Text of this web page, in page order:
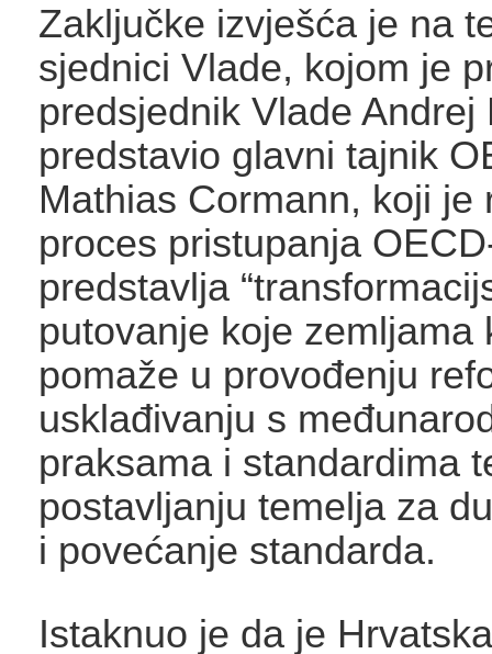
Zaključke izvješća je na
sjednici Vlade, kojom je
predsjednik Vlade Andrej
predstavio glavni tajnik
Mathias Cormann, koji je
proces pristupanja
predstavlja
putovanje koje zemljama
pomaže u provođenju
usklađivanju s
praksama i standardima
postavljanju temelja za
i povećanje standarda.
Istaknuo je da je